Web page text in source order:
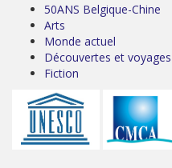
50ANS Belgique-Chine
Arts
Monde actuel
Découvertes et voyages
Fiction